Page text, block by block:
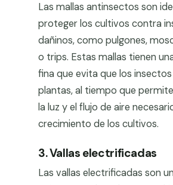
Las mallas antinsectos son
proteger los cultivos contra
dañinos, como pulgones,
o trips. Estas mallas tienen
fina que evita que los insectos
plantas, al tiempo que
la luz y el flujo de aire
crecimiento de los cultivos.
3. Vallas electrificadas
Las vallas electrificadas son